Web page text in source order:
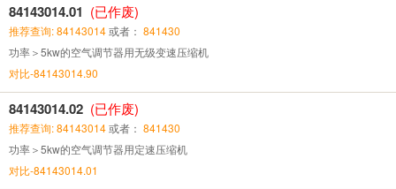
84143014.01 (已作废)
推荐查询: 84143014或者： 841430
功率＞5kw的空气调节器用无级变速压缩机
对比-84143014.90
84143014.02 (已作废)
推荐查询: 84143014或者： 841430
功率＞5kw的空气调节器用定速压缩机
对比-84143014.01